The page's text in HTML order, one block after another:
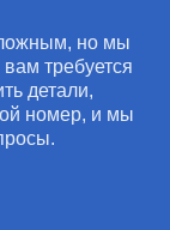
но мы
требуется
детали,
номер, и мы